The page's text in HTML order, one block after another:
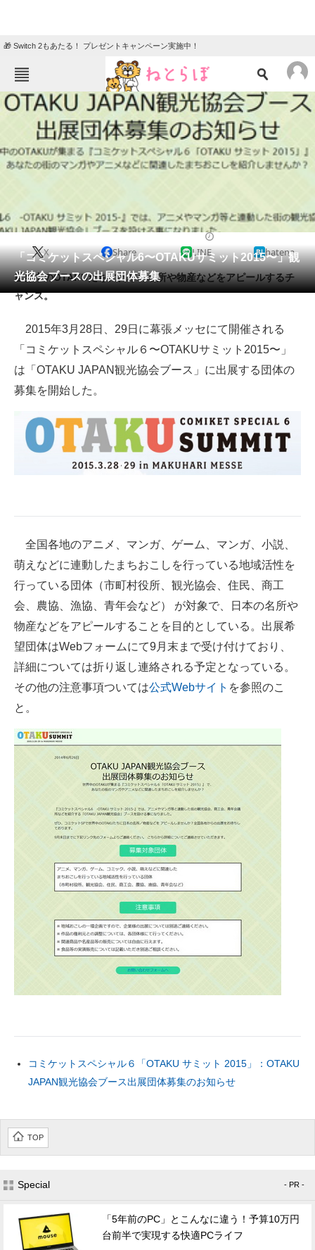
🎁 Switch 2もあたる！ プレゼントキャンペーン実施中！
ねとらぼメニュー
ニュース
エンタメ
グルメ 地域
動物 リサーチ
会員記事
メディア
ITの今と未来を見通す
スマホと通信の最新トレンド
好きが集まる 比べて選べる
ビジネスと働き方のヒント
経営リーダーのコミュニティ
マーケ×ITの今がよく分かる
企業向けIT製品の総合サイト
モノづくり技術者専門サイト
エレクトロニクス専門サイト
エネルギーの専門メディア
建設×テクノロジーの最前線
ちょっと気になるネットの話題
「コミケットスペシャル6〜OTAKUサミット2015〜」観
光協会ブースの出展団体募集
X Share LINE hatena
世界中のOTAKUたちに日本の名所や物産などをアピールするチ
ャンス。
2015年3月28日、29日に幕張メッセにて開催される
「コミケットスペシャル６〜OTAKUサミット2015〜」
は「OTAKU JAPAN観光協会ブース」に出展する団体の
募集を開始した。
全国各地のアニメ、マンガ、ゲーム、マンガ、小説、
萌えなどに連動したまちおこしを行っている地域活性を
行っている団体（市町村役所、観光協会、住民、商工
会、農協、漁協、青年会など） が対象で、日本の名所や
物産などをアピールすることを目的としている。出展希
望団体はWebフォームにて9月末まで受け付けており、
詳細については折り返し連絡される予定となっている。
その他の注意事項ついては公式Webサイト を参照のこ
と。
コミケットスペシャル６「OTAKU サミット 2015」：OTAKU
JAPAN観光協会ブース出展団体募集のお知らせ
TOP
Special - PR -
「5年前のPC」とこんなに違う！予算10万円
台前半で実現する快適PCライフ